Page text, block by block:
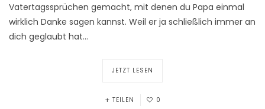
Vatertagssprüchen gemacht, mit denen du Papa einmal
wirklich Danke sagen kannst. Weil er ja schließlich immer an
dich geglaubt hat…
JETZT LESEN
TEILEN 0